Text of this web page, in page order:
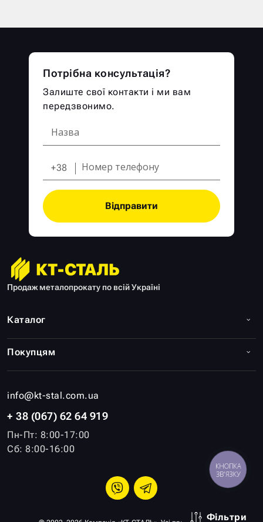
Фільтри
Продаж металопрокату по всій Україні
info@kt-stal.com.ua
+ 38 (067) 62 64 919
Пн-Пт: 8:00-17:00
Сб: 8:00-16:00
Каталог
Покупцям
Потрібна консультація?
Залиште свої контакти і ми вам
передзвонимо.
+38
Відправити
КНОПКА
ЗВ'ЯЗКУ